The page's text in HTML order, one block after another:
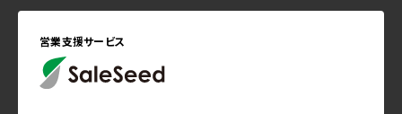
営業支援サービス